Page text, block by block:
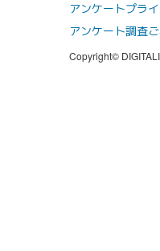
アンケートプラ
アンケート調査
Copyright©